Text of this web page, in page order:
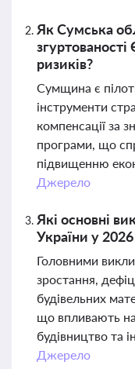
Як Сумська
ризиків?
Сумщина є
інструменти
компенсації за
програми, що
підвищенню
Джерело
Які основні
України у 2026
Головними
зростання,
будівельних
що впливають
будівництво та
Джерело